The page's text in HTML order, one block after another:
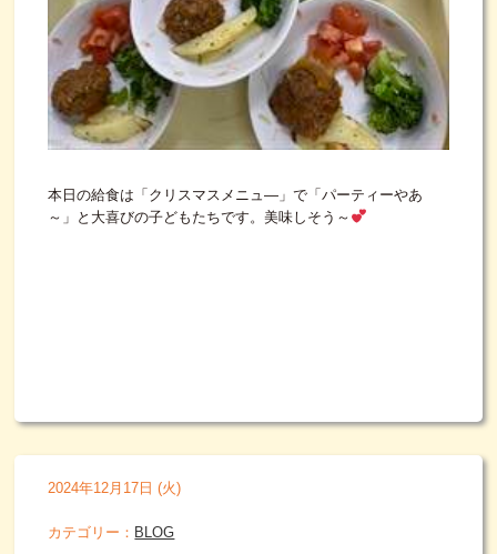
本日の給食は「クリスマスメニュ―」で「パーティーやあ
～」と大喜びの子どもたちです。美味しそう～
2024年12月17日 (火)
カテゴリー： BLOG